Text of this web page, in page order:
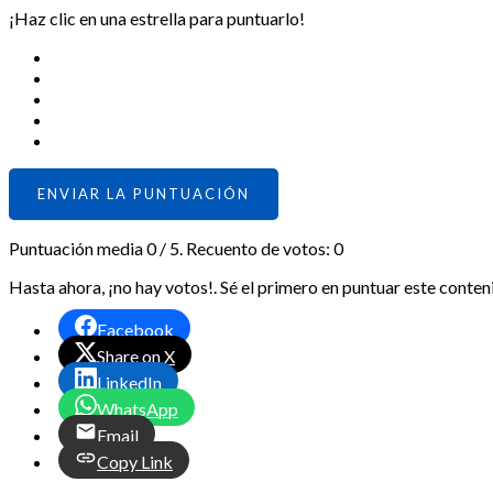
¡Haz clic en una estrella para puntuarlo!
ENVIAR LA PUNTUACIÓN
Puntuación media0/ 5. Recuento de votos: 0
Hasta ahora, ¡no hay votos!. Sé el primero en puntuar este
Facebook
Share on X
LinkedIn
WhatsApp
Email
Copy Link